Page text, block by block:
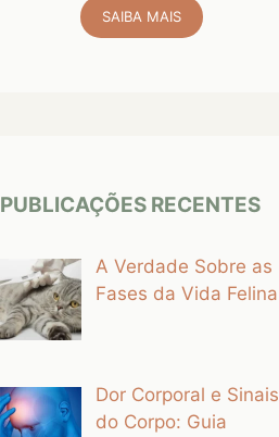
SAIBA MAIS
PUBLICAÇÕES RECENTES
A Verdade Sobre as
Fases da Vida Felina
Dor Corporal e Sinais
do Corpo: Guia